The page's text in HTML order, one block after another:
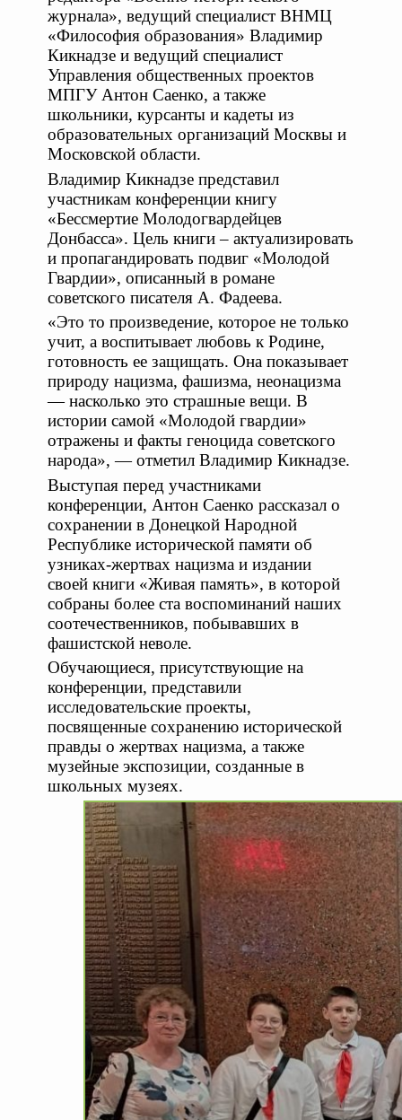
журнала», ведущий специалист ВНМЦ
«Философия образования» Владимир
Кикнадзе и ведущий специалист
Управления общественных проектов
МПГУ Антон Саенко, а также
школьники, курсанты и кадеты из
образовательных организаций Москвы и
Московской области.
Владимир Кикнадзе представил
участникам конференции книгу
«Бессмертие Молодогвардейцев
Донбасса». Цель книги – актуализировать
и пропагандировать подвиг «Молодой
Гвардии», описанный в романе
советского писателя А. Фадеева.
«Это то произведение, которое не только
учит, а воспитывает любовь к Родине,
готовность ее защищать. Она показывает
природу нацизма, фашизма, неонацизма
— насколько это страшные вещи. В
истории самой «Молодой гвардии»
отражены и факты геноцида советского
народа», — отметил Владимир Кикнадзе.
Выступая перед участниками
конференции, Антон Саенко рассказал о
сохранении в Донецкой Народной
Республике исторической памяти об
узниках-жертвах нацизма и издании
своей книги «Живая память», в которой
собраны более ста воспоминаний наших
соотечественников, побывавших в
фашистской неволе.
Обучающиеся, присутствующие на
конференции, представили
исследовательские проекты,
посвященные сохранению исторической
правды о жертвах нацизма, а также
музейные экспозиции, созданные в
школьных музеях.